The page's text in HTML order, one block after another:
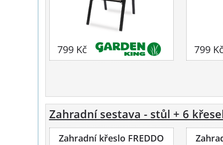
799 Kč 799
Zahradní sestava - stůl + 6 křesel
Zahradní křeslo FREDDO